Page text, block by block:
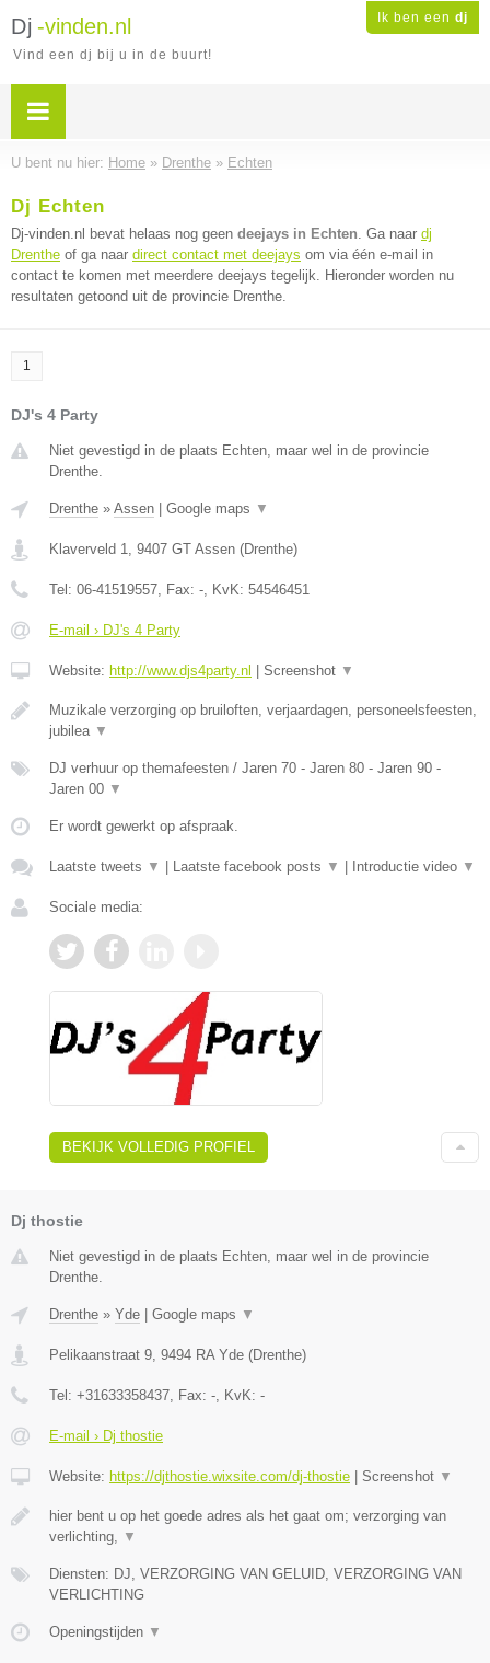
Ik ben een dj
Dj -vinden.nl
Vind een dj bij u in de buurt!
U bent nu hier: Home » Drenthe » Echten
Dj Echten
Dj-vinden.nl bevat helaas nog geen deejays in Echten. Ga naar dj
Drenthe of ga naar direct contact met deejays om via één e-mail in
contact te komen met meerdere deejays tegelijk. Hieronder worden nu
resultaten getoond uit de provincie Drenthe.
1
DJ's 4 Party
Niet gevestigd in de plaats Echten, maar wel in de provincie
Drenthe.
Drenthe » Assen Google maps ▼
Klaverveld 1, 9407 GT Assen (Drenthe)
Tel: 06-41519557, Fax: -, KvK: 54546451
E-mail › DJ's 4 Party
Website: http://www.djs4party.nl Screenshot ▼
Muzikale verzorging op bruiloften, verjaardagen, personeelsfeesten,
jubilea ▼
DJ verhuur op themafeesten / Jaren 70 - Jaren 80 - Jaren 90 -
Jaren 00 ▼
Er wordt gewerkt op afspraak.
Laatste tweets ▼ Laatste facebook posts ▼ Introductie video ▼
Sociale media:
BEKIJK VOLLEDIG PROFIEL
Dj thostie
Niet gevestigd in de plaats Echten, maar wel in de provincie
Drenthe.
Drenthe » Yde Google maps ▼
Pelikaanstraat 9, 9494 RA Yde (Drenthe)
Tel: +31633358437, Fax: -, KvK: -
E-mail › Dj thostie
Website: https://djthostie.wixsite.com/dj-thostie Screenshot ▼
hier bent u op het goede adres als het gaat om; verzorging van
verlichting, ▼
Diensten: DJ, VERZORGING VAN GELUID, VERZORGING VAN
VERLICHTING
Openingstijden ▼